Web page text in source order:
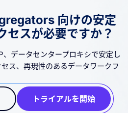
向けの安定
セスが必要ですか？
データセンタープロキシで安定し
ス、再現性のあるデータワークフ
トライアルを開始